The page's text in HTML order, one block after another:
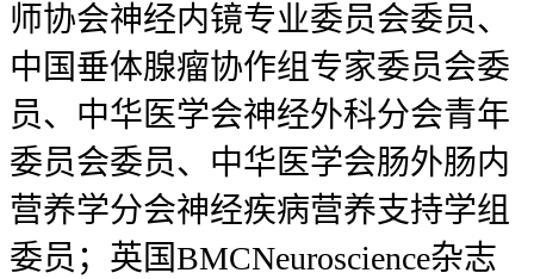
师协会神经内镜专业委员会委员、
中国垂体腺瘤协作组专家委员会委
员、中华医学会神经外科分会青年
委员会委员、中华医学会肠外肠内
营养学分会神经疾病营养支持学组
委员；英国BMCNeuroscience杂志